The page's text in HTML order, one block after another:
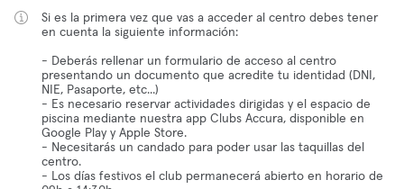
Si es la primera vez que vas a acceder al centro debes tener
en cuenta la siguiente información:
- Deberás rellenar un formulario de acceso al centro
presentando un documento que acredite tu identidad (DNI,
NIE, Pasaporte, etc...)
- Es necesario reservar actividades dirigidas y el espacio de
piscina mediante nuestra app Clubs Accura, disponible en
Google Play y Apple Store.
- Necesitarás un candado para poder usar las taquillas del
centro.
- Los días festivos el club permanecerá abierto en horario de